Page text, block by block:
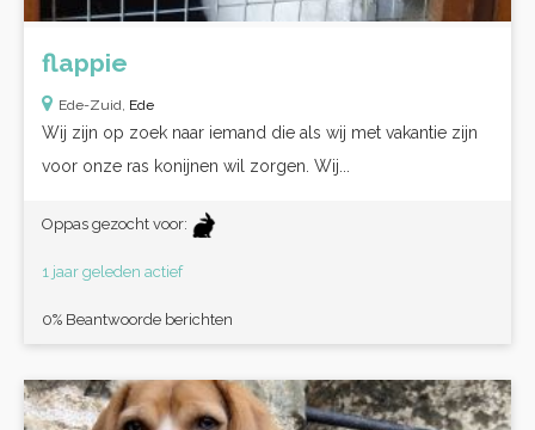
flappie
Ede-Zuid, Ede
Wij zijn op zoek naar iemand die als wij met vakantie zijn
voor onze ras konijnen wil zorgen. Wij...
Oppas gezocht voor:
1 jaar geleden actief
0% Beantwoorde berichten